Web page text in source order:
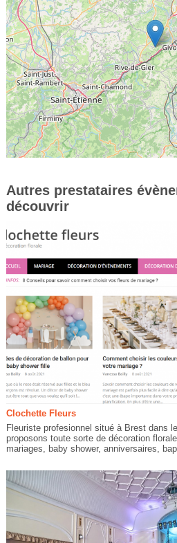
Autres prestataires
découvrir
Clochette Fleurs
Fleuriste profesionnel situé à Brest dans
proposons toute sorte de décoration
mariages, baby shower, anniversaires,